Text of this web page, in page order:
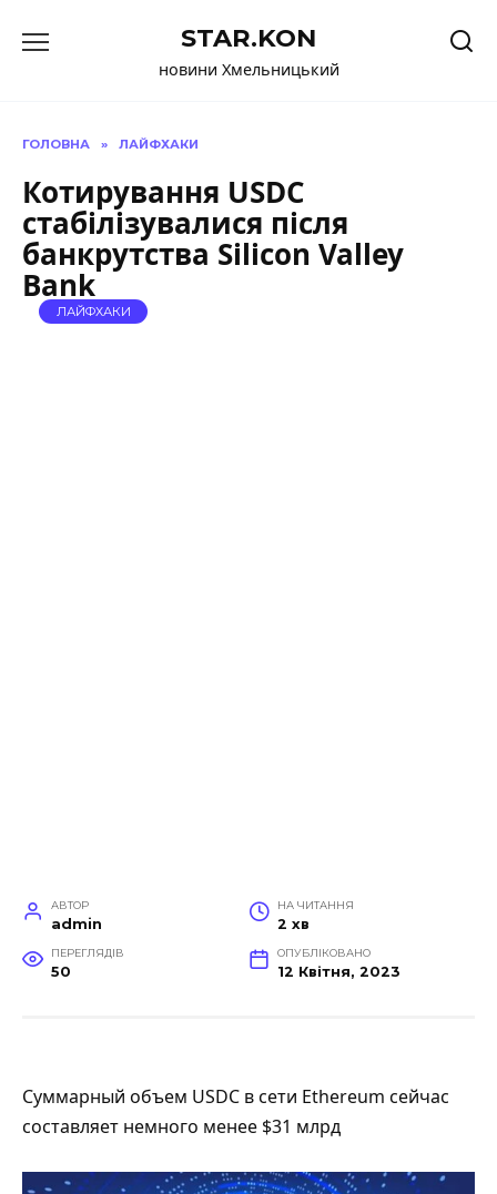
до
STAR.KON
новини Хмельницький
ГОЛОВНА » ЛАЙФХАКИ
Котирування USDC
стабілізувалися після
банкрутства Silicon Valley
Bank
ЛАЙФХАКИ
АВТОР
admin
НА ЧИТАННЯ
2 хв
ПЕРЕГЛЯДІВ
50
ОПУБЛІКОВАНО
12 Квітня, 2023
Суммарный объем USDC в сети Ethereum сейчас
составляет немного менее $31 млрд